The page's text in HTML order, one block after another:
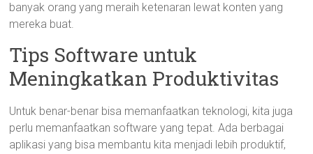
banyak orang yang meraih ketenaran lewat konten yang
mereka buat.
Tips Software untuk
Meningkatkan Produktivitas
Untuk benar-benar bisa memanfaatkan teknologi, kita juga
perlu memanfaatkan software yang tepat. Ada berbagai
aplikasi yang bisa membantu kita menjadi lebih produktif,